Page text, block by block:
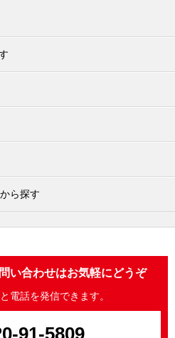
ら探す
い合わせはお気軽にどうぞ
電話を発信できます。